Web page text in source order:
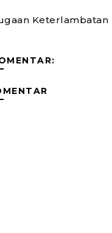
Keterlambatan